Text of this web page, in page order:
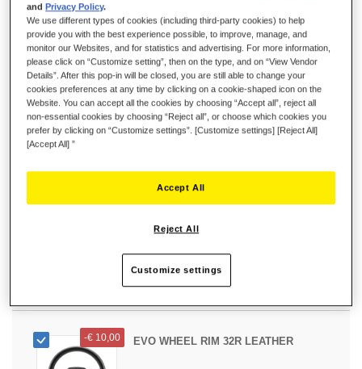
Samen kopen
-€ 10,00 EVO WHEEL RIM 31U LEATHER
€ 89,99
-€ 10,00
€ 99,99
-€ 10,00 EVO WHEEL RIM 32R LEATHER
- € 30,00
andPrivacy Policy.
We use different types of cookies (including third-party cookies) to help
provide you with the best experience possible, to improve, manage, and
monitor our Websites, and for statistics and advertising. For more information,
please click on “Customize setting”, then on the type, and on “View Vendor
Details”. After this pop-in will be closed, you are still able to change your
cookies preferences at any time by clicking on a cookie-shaped icon on the
Website. You can accept all the cookies by choosing “Accept all”, reject all
non-essential cookies by choosing “Reject all”, or choose which cookies you
prefer by clicking on “Customize settings”. [Customize settings] [Reject All]
[Accept All] ”
Reject All
Accept All
Customize settings